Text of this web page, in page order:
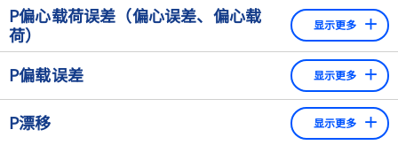
国国家标准中。 ​
P偏心载荷误差（偏心误差、偏心载
荷）
显示更多
当一个给定的载荷被放置在秤盘的不同位置时，显示的数值
发生变化
P偏载误差 显示更多
这种误差也被称为 "四角误差"。当同一物体被放置在秤盘的
不同位置时，读数会有变化。
P漂移 显示更多